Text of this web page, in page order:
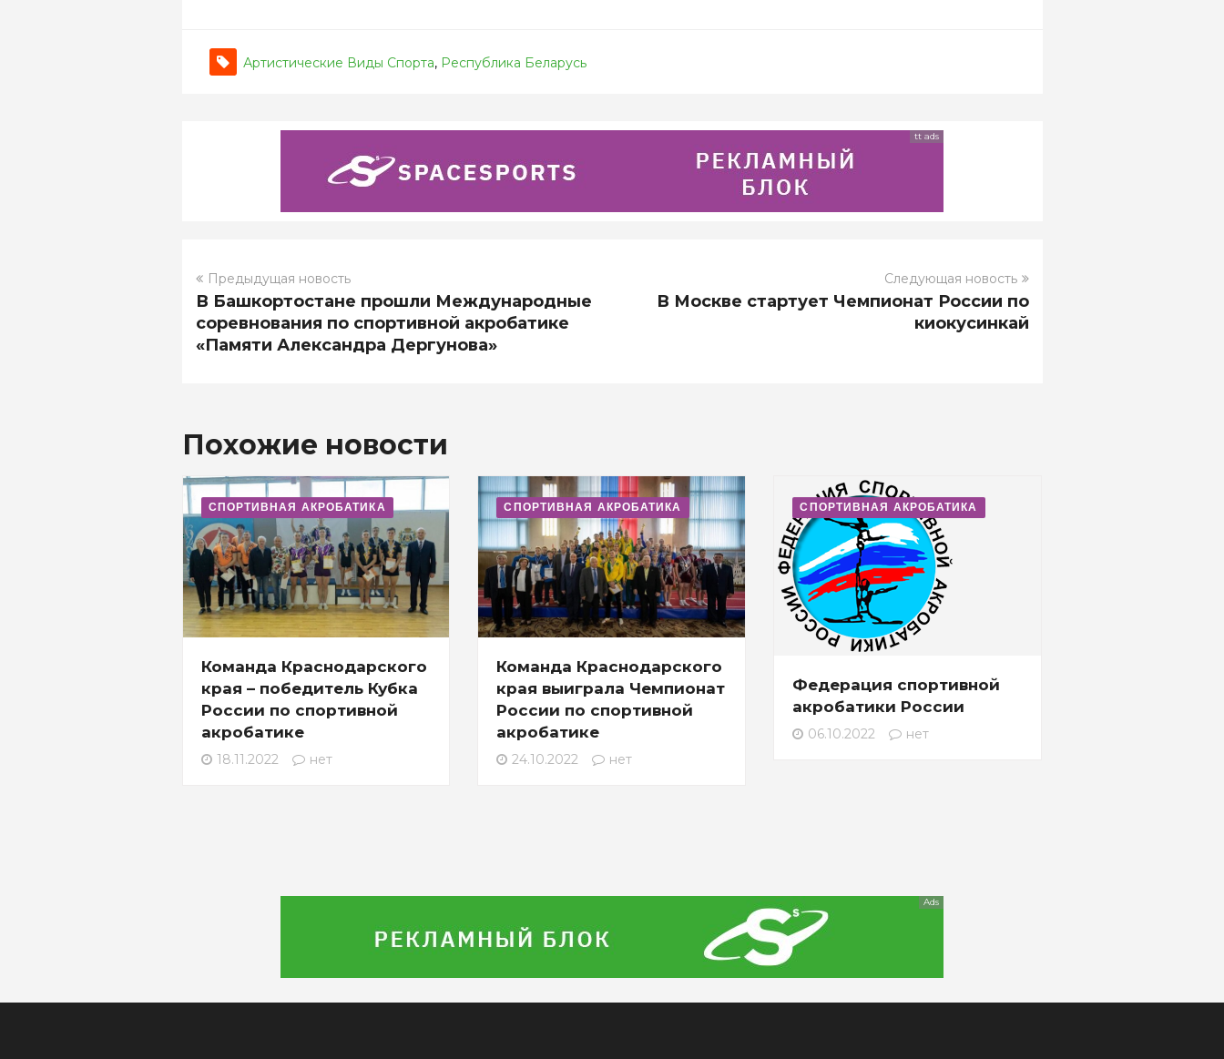
Артистические Виды Спорта, Республика Беларусь
tt ads
Предыдущая новость
В Башкортостане прошли Международные
соревнования по спортивной акробатике
«Памяти Александра Дергунова»
Следующая новость
В Москве стартует Чемпионат России по
киокусинкай
Похожие новости
СПОРТИВНАЯ АКРОБАТИКА
Команда Краснодарского
края – победитель Кубка
России по спортивной
акробатике
18.11.2022 нет
СПОРТИВНАЯ АКРОБАТИКА
Команда Краснодарского
края выиграла Чемпионат
России по спортивной
акробатике
24.10.2022 нет
СПОРТИВНАЯ АКРОБАТИКА
Федерация спортивной
акробатики России
06.10.2022 нет
Ads